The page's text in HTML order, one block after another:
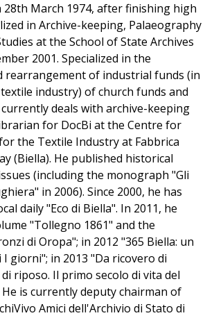
28th March 1974, after finishing high
in Archive-keeping, Palaeography
at the School of State Archives
2001. Specialized in the
rearrangement of industrial funds (in
industry) of church funds and
deals with archive-keeping
for DocBi at the Centre for
the Textile Industry at Fabbrica
(Biella). He published historical
(including the monograph "Gli
in 2006). Since 2000, he has
daily "Eco di Biella". In 2011, he
"Tollegno 1861" and the
di Oropa"; in 2012 "365 Biella: un
giorni"; in 2013 "Da ricovero di
riposo. Il primo secolo di vita del
is currently deputy chairman of
Amici dell'Archivio di Stato di